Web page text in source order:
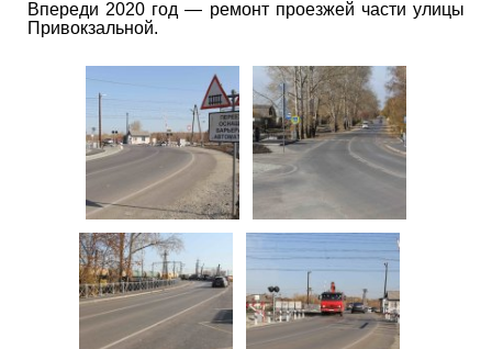
Впереди 2020 год ― ремонт проезжей части улицы
Привокзальной.